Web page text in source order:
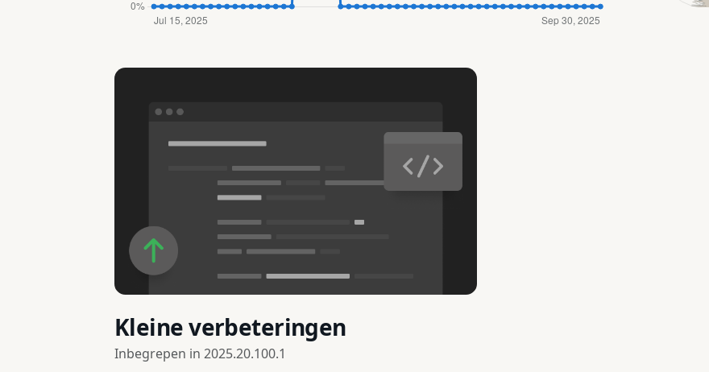
Kleine verbeteringen
Inbegrepen in 2025.20.100.1